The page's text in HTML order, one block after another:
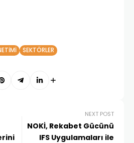
SEKTÖRLER
NEXT POST
NOKİ, Rekabet Gücünü
IFS Uygulamaları ile